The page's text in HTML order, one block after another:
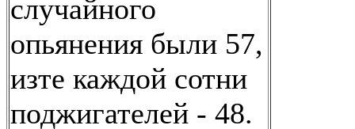
случайного
опьянения были 57,
изте каждой сотни
поджигателей - 48.